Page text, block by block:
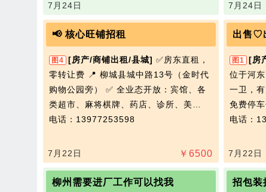
7月24日 7月24日
📢 核心旺铺招租
图4 [房产/商铺出租/县城] ✅房东直租，
零转让费 📍 柳城县城中路13号（金时代
购物公园旁） ✅ 全业态开放：宾馆、各
类超市、麻将棋牌、药店、诊所、美…
电话：13977253598
￥ 6500
7月22日
出售♡
图1 [房
位于河
一卫，
免费停
电话：
7月22日
柳州需要进厂工作可以找我 招包装